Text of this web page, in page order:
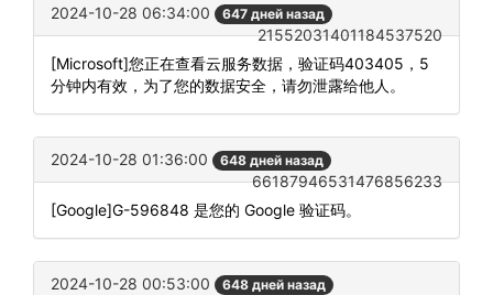
2024-10-28 06:34:00 647 дней назад
21552031401184537520
[Microsoft]您正在查看云服务数据，验证码403405，5
分钟内有效，为了您的数据安全，请勿泄露给他人。
2024-10-28 01:36:00 648 дней назад
66187946531476856233
[Google]G-596848 是您的 Google 验证码。
2024-10-28 00:53:00 648 дней назад